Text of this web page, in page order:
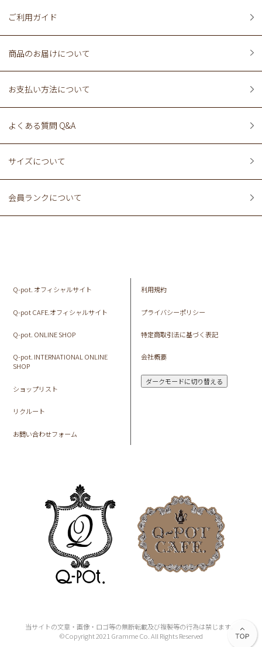
ご利用ガイド
商品のお届けについて
お支払い方法について
よくある質問 Q&A
サイズについて
会員ランクについて
Q-pot. オフィシャルサイト
Q-pot CAFE.オフィシャルサイト
Q-pot. ONLINE SHOP
Q-pot. INTERNATIONAL ONLINE
SHOP
ショップリスト
リクルート
お問い合わせフォーム
利用規約
プライバシーポリシー
特定商取引法に基づく表記
会社概要
ダークモードに切り替える
当サイトの文章・画像・ロゴ等の無断転載及び複製等の行為は禁じます。
©Copyright 2021 Gramme Co. All Rights Reserved